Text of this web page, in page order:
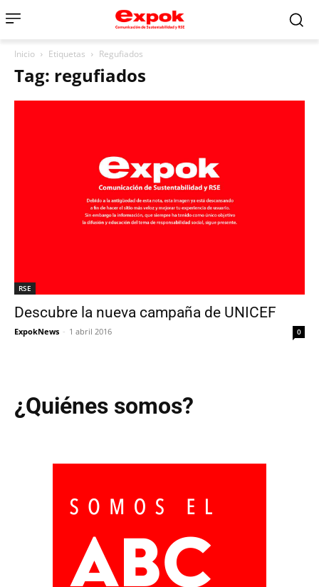
Inicio Etiquetas Regufiados
Tag: regufiados
RSE
Descubre la nueva campaña de UNICEF
ExpokNews - 1 abril 2016 0
¿Quiénes somos?